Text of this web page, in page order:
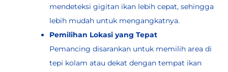
mendeteksi gigitan ikan lebih cepat, sehingga
lebih mudah untuk mengangkatnya.
Pemilihan Lokasi yang Tepat
Pemancing disarankan untuk memilih area di
tepi kolam atau dekat dengan tempat ikan